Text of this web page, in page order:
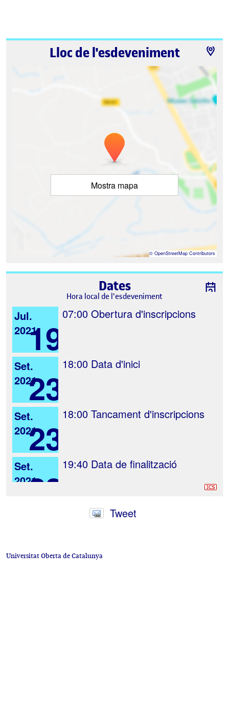
Lloc de l'esdeveniment
Mostra mapa
© OpenStreetMap Contributors
Dates
Hora local de l'esdeveniment
Jul.
202119
07:00 Obertura d'inscripcions
Set.
202123
18:00 Data d'inici
Set.
202123
18:00 Tancament d'inscripcions
Set.
202123
19:40 Data de finalització
Tweet
Universitat Oberta de Catalunya